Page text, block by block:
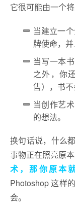
它很可能由一个
当建立一
牌使命，并
当写一本
之外，你
售），书不
当创作艺
的想法。
换句话说，什么
事物正在照亮原本
术，那你原本
Photoshop 这样
会。